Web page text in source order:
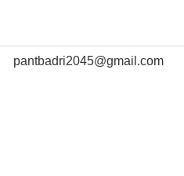
pantbadri2045@gmail.com